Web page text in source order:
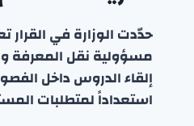
حدّدت الوزارة في
مسؤولية نقل المعرفة
إلقاء الدروس داخل
استعداداً لمتطلبات